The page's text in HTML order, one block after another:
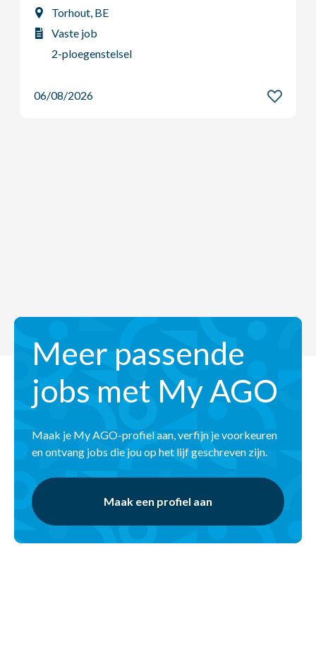
Vilvoorde, BE
Vaste job
Dag - Voltijds
06/08/2026
Meer passende
jobs met My AGO
Maak je My AGO-profiel aan, verfijn je voorkeuren
en ontvang jobs die jou op het lijf geschreven zijn.
Maak een profiel aan